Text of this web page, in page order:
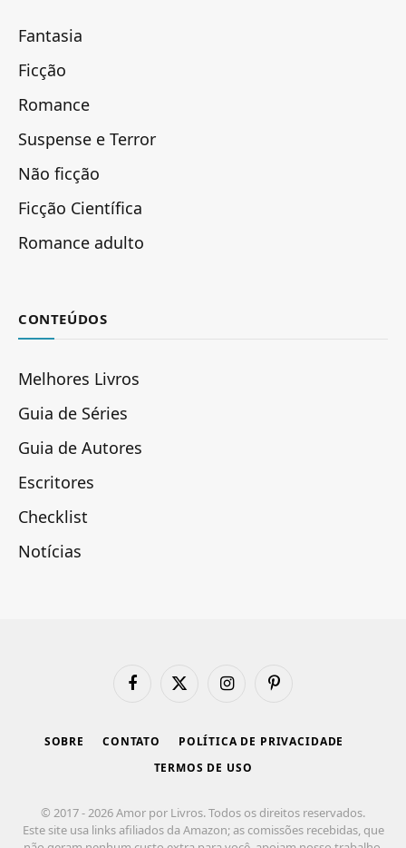
Fantasia
Ficção
Romance
Suspense e Terror
Não ficção
Ficção Científica
Romance adulto
CONTEÚDOS
Melhores Livros
Guia de Séries
Guia de Autores
Escritores
Checklist
Notícias
FacebookX
InstagramPinterest
SOBRE CONTATO
POLÍTICA DE PRIVACIDADE
TERMOS DE USO
© 2017 - 2026 Amor por Livros. Todos os direitos reservados.
Este site usa links afiliados da Amazon; as comissões recebidas, que